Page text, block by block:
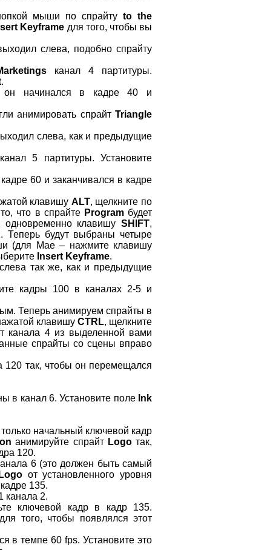
мыши по спрайтуto the
Keyframe для того, чтобы вы
слева, подобно спрайту
канал 4 партитуры.
.
он начинался в кадре 40 и
анимировать спрайт Triangle
слева, как и предыдущие
5 партитуры. Установите
60 и заканчивался в кадре
клавишу ALT, щелкните по
что в спрайте Programбудет
одновременно клавишуSHIFT,
Теперь будут выбраны четыре
(для Мае – нажмите клавишу
Insert Keyframe.
так же, как и предыдущие
кадры 100 в каналах 2-5 и
Теперь анимируем спрайты в
клавишу CTRL, щелкните
канала 4 из выделенной вами
спрайты со сцены вправо
120 так, чтобы он перемещался
в канал 6. Установите поле Ink
начальный ключевой кадр
анимируйте спрайт Logoтак,
120.
6 (это должен быть самый
Logo от установленного уровня
135.
канала 2.
ключевой кадр в кадр 135.
того, чтобы появлялся этот
в темпе 60 fps. Установите это